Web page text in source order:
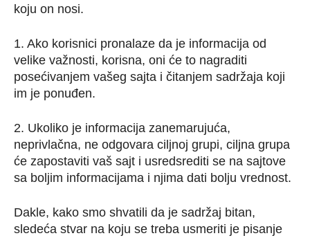
koju on nosi.
1. Ako korisnici pronalaze da je informacija od
velike važnosti, korisna, oni će to nagraditi
posećivanjem vašeg sajta i čitanjem sadržaja koji
im je ponuđen.
2. Ukoliko je informacija zanemarujuća,
neprivlačna, ne odgovara ciljnoj grupi, ciljna grupa
će zapostaviti vaš sajt i usredsrediti se na sajtove
sa boljim informacijama i njima dati bolju vrednost.
Dakle, kako smo shvatili da je sadržaj bitan,
sledeća stvar na koju se treba usmeriti je pisanje